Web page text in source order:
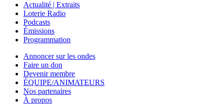
Actualité | Extraits
Loterie Radio
Podcasts
Émissions
Programmation
Annoncer sur les ondes
Faire un don
Devenir membre
ÉQUIPE/ANIMATEURS
Nos partenaires
À propos